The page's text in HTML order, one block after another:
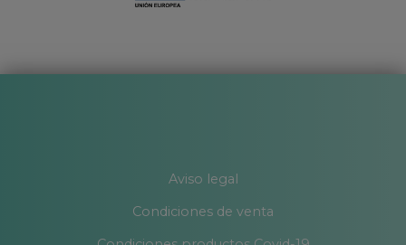
Aviso legal
Condiciones de venta